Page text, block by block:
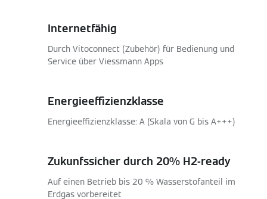
Internetfähig
Durch Vitoconnect (Zubehör) für Bedienung und
Service über Viessmann Apps
Energieeffizienzklasse
Energieeffizienzklasse: A (Skala von G bis A+++)
Zukunfssicher durch 20% H2-ready
Auf einen Betrieb bis 20 % Wasserstofanteil im
Erdgas vorbereitet